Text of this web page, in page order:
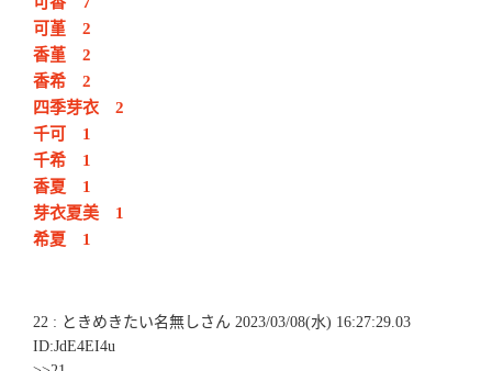
可堇 2
香堇 2
香希 2
四季芽衣 2
千可 1
千希 1
香夏 1
芽衣夏美 1
希夏 1
22 : ときめきたい名無しさん 2023/03/08(水) 16:27:29.03
ID:JdE4EI4u